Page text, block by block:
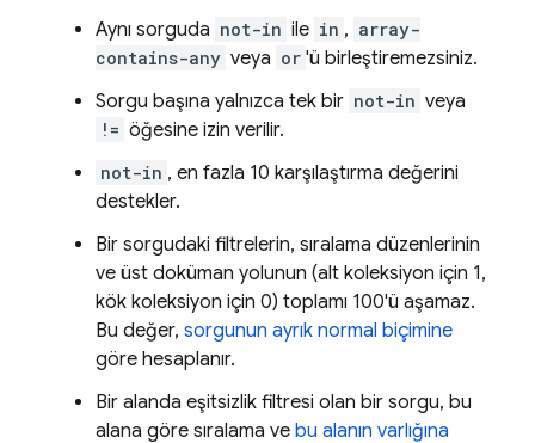
Aynı sorguda not-in ile in , array-
contains-any veya or 'ü birleştiremezsiniz.
Sorgu başına yalnızca tek bir not-in veya
!= öğesine izin verilir.
not-in , en fazla 10 karşılaştırma değerini
destekler.
Bir sorgudaki filtrelerin, sıralama düzenlerinin
ve üst doküman yolunun (alt koleksiyon için 1,
kök koleksiyon için 0) toplamı 100'ü aşamaz.
Bu değer, sorgunun ayrık normal biçimine
göre hesaplanır.
Bir alanda eşitsizlik filtresi olan bir sorgu, bu
alana göre sıralama ve bu alanın varlığına